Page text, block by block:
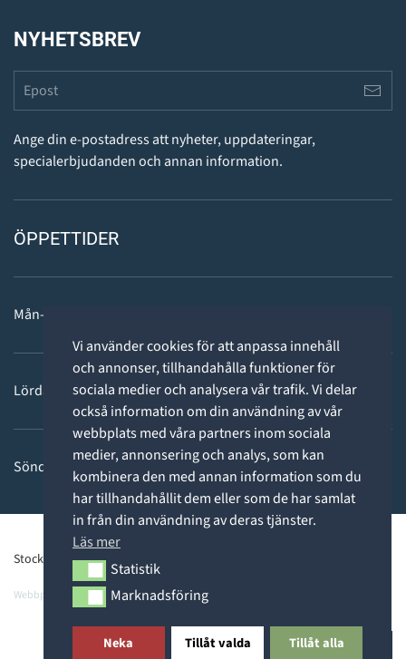
Vi använder cookies för att anpassa innehåll
och annonser, tillhandahålla funktioner för
sociala medier och analysera vår trafik. Vi delar
också information om din användning av vår
webbplats med våra partners inom sociala
medier, annonsering och analys, som kan
kombinera den med annan information som du
har tillhandahållit dem eller som de har samlat
in från din användning av deras tjänster.
Läs mer
Statistik
Statistik
Marknadsföring
Marknadsföring
Neka Tillåt valda Tillåt alla
NYHETSBREV
Ange din e-postadress att nyheter, uppdateringar,
specialerbjudanden och annan information.
ÖPPETTIDER
Mån-fre: 11 - 18
Lördag: 11-15
Söndag: STÄNGT
Stockholms Dykcenter ©2026 -
Webbpartner Webbproffs.se